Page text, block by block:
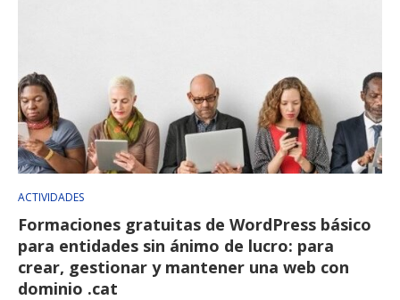
ACTIVIDADES
Formaciones gratuitas de WordPress básico
para entidades sin ánimo de lucro: para
crear, gestionar y mantener una web con
dominio .cat